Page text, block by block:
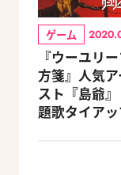
ゲーム
『ウーユリ
方箋』人気ア
スト『島爺
題歌タイア